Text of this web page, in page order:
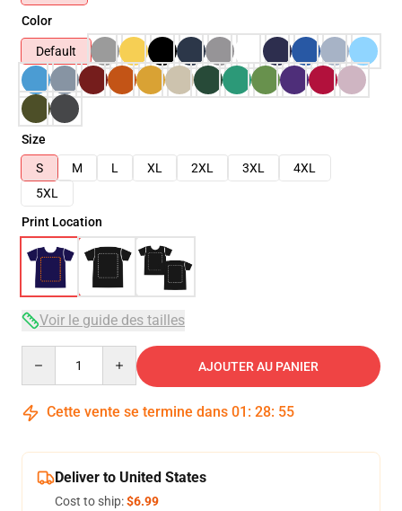
Color
Default
Size
S
M L XL 2XL 3XL
4XL
5XL
Print Location
Voir le guide des tailles
AJOUTER AU PANIER
Cette vente se termine dans 01 : 28: 54
Deliver to United States
Cost to ship:$6.99